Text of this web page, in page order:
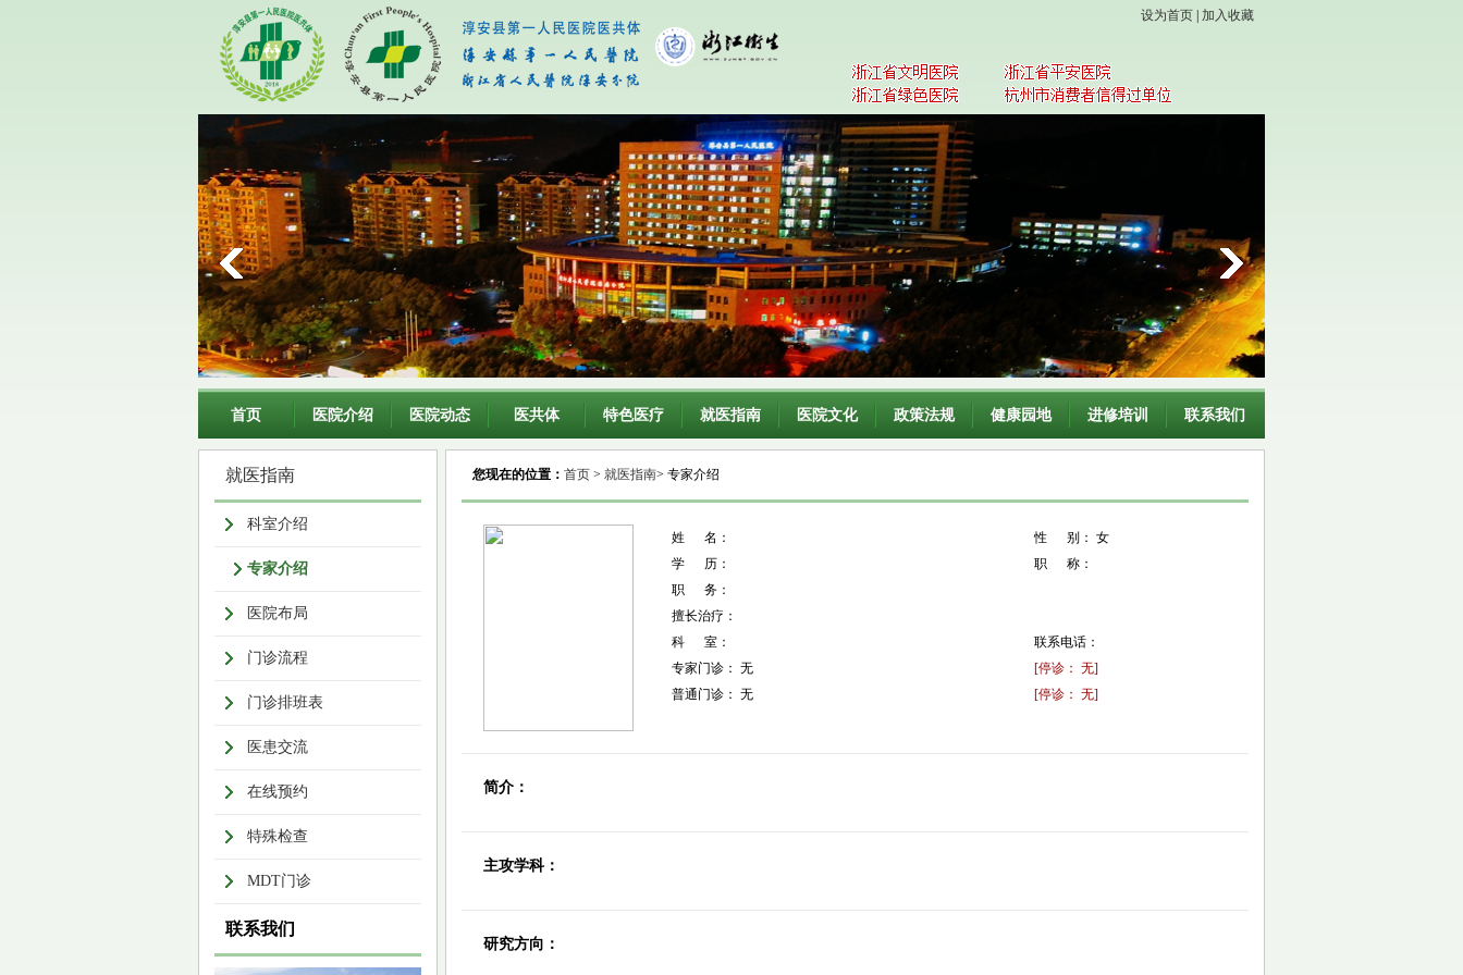
设为首页 加入收藏
首页 医院介绍 医院动态 医共体 特色医疗 就医指南 医院文化 政策法规 健康园地 进修培训 联系我们
就医指南
科室介绍
专家介绍
医院布局
门诊流程
门诊排班表
医患交流
在线预约
特殊检查
MDT门诊
联系我们
您现在的位置： 首页 > 就医指南> 专家介绍
姓 名：
性 别： 女
学 历：
职 称：
职 务：
擅长治疗：
科 室：
联系电话：
专家门诊： 无
[停诊： 无]
普通门诊： 无
[停诊： 无]
简介：
主攻学科：
研究方向：